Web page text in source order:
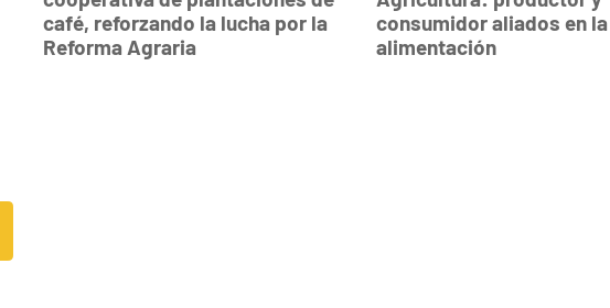
café, reforzando la lucha por la
Reforma Agraria
consumidor aliados en la
alimentación